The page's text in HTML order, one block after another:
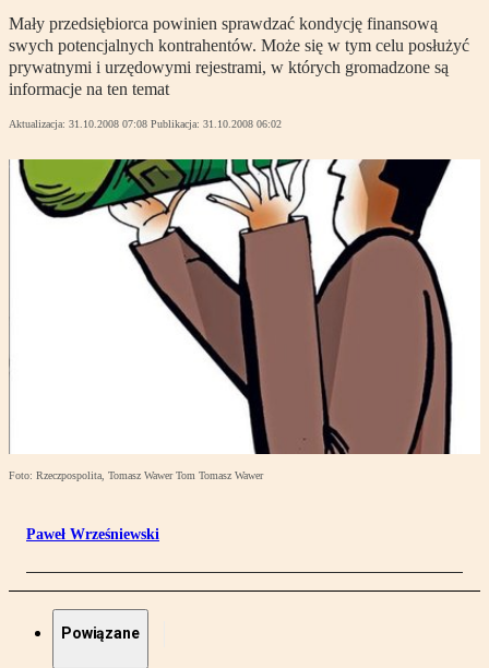
Mały przedsiębiorca powinien sprawdzać kondycję finansową
swych potencjalnych kontrahentów. Może się w tym celu posłużyć
prywatnymi i urzędowymi rejestrami, w których gromadzone są
informacje na ten temat
Aktualizacja: 31.10.2008 07:08 Publikacja: 31.10.2008 06:02
Foto: Rzeczpospolita, Tomasz Wawer Tom Tomasz Wawer
Paweł Wrześniewski
Powiązane